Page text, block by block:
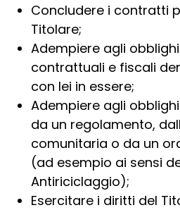
Concludere i contratti
Titolare;
Adempiere agli
contrattuali e fiscali
con lei in essere;
Adempiere agli
da un regolamento,
comunitaria o da un
(ad esempio ai sensi
Antiriciclaggio);
Esercitare i diritti del